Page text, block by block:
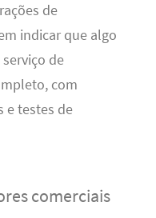
de
indicar que algo
de
com
e testes de
comerciais